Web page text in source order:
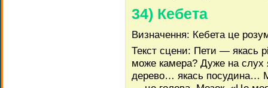
34) Кебета
Визначення: Кебета це
Текст сцени: Пети — якась
може камера? Дуже на
дерево… якась посудина…